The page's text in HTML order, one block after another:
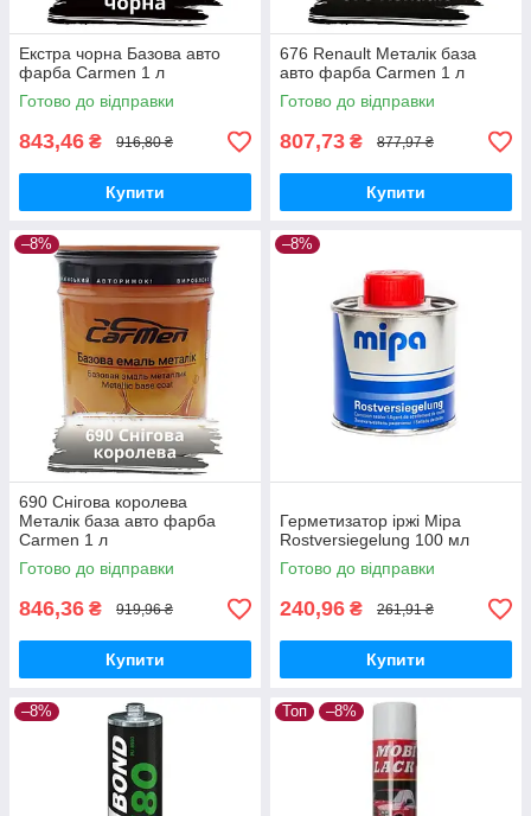
Екстра чорна Базова авто
фарба Carmen 1 л
Готово до відправки
843,46 ₴ 916,80 ₴
Купити
676 Renault Металік база
авто фарба Carmen 1 л
Готово до відправки
807,73 ₴ 877,97 ₴
Купити
–8%
690 Снігова королева
Металік база авто фарба
Carmen 1 л
Готово до відправки
846,36 ₴ 919,96 ₴
Купити
–8%
Герметизатор іржі Mipa
Rostversiegelung 100 мл
Готово до відправки
240,96 ₴ 261,91 ₴
Купити
–8% Топ –8%